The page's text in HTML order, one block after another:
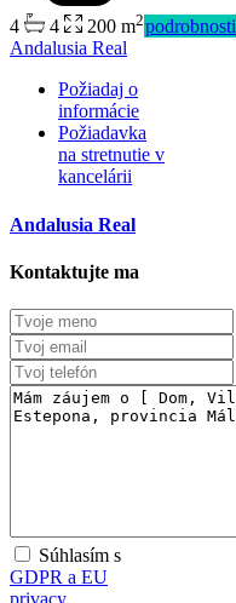
Predaj
4 4 200 m2podrobnosti
Andalusia Real
Požiadaj o
informácie
Požiadavka
na stretnutie v
kancelárii
Andalusia Real
Kontaktujte ma
Súhlasím s
GDPR a EU